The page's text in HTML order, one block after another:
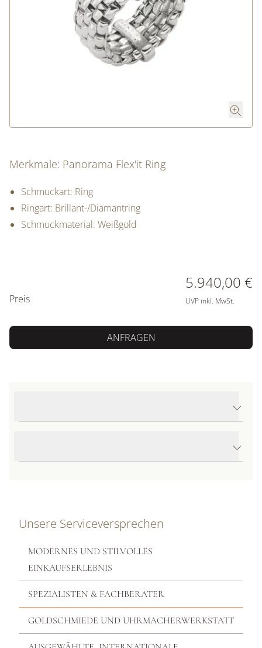
Merkmale: Panorama Flex'it Ring
Schmuckart: Ring
Ringart: Brillant-/Diamantring
Schmuckmaterial: Weißgold
Preis
5.940,00 €
UVP inkl. MwSt.
ANFRAGEN
Unsere Serviceversprechen
MODERNES UND STILVOLLES
EINKAUFSERLEBNIS
SPEZIALISTEN & FACHBERATER
GOLDSCHMIEDE UND UHRMACHERWERKSTATT